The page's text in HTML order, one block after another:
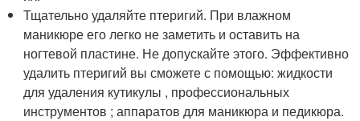
Тщательно удаляйте птеригий. При влажном
маникюре его легко не заметить и оставить на
ногтевой пластине. Не допускайте этого. Эффективно
удалить птеригий вы сможете с помощью: жидкости
для удаления кутикулы , профессиональных
инструментов ; аппаратов для маникюра и педикюра.